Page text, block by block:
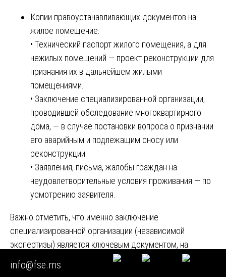
Копии правоустанавливающих документов на
жилое помещение.
• Технический паспорт жилого помещения, а для
нежилых помещений — проект реконструкции для
признания их в дальнейшем жилыми
помещениями.
• Заключение специализированной организации,
проводившей обследование многоквартирного
дома, — в случае постановки вопроса о признании
его аварийным и подлежащим сносу или
реконструкции.
• Заявления, письма, жалобы граждан на
неудовлетворительные условия проживания — по
усмотрению заявителя.
Важно отметить, что именно заключение
специализированной организации (независимой
экспертизы) является ключевым документом, на
основании которого комиссия принимает решение.
Комиссия вправе назначить дополнительное
info@fse.ms